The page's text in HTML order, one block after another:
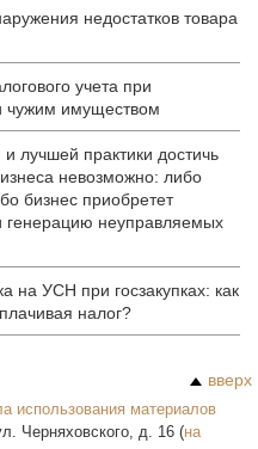
недостатков товара
учета при
чужим имуществом
лучшей практики достичь
невозможно: либо
бизнес приобретет
генерацию неуправляемых
на УСН при госзакупках: как
налог?
вверх
использования материалов
Черняховского, д. 16 (на